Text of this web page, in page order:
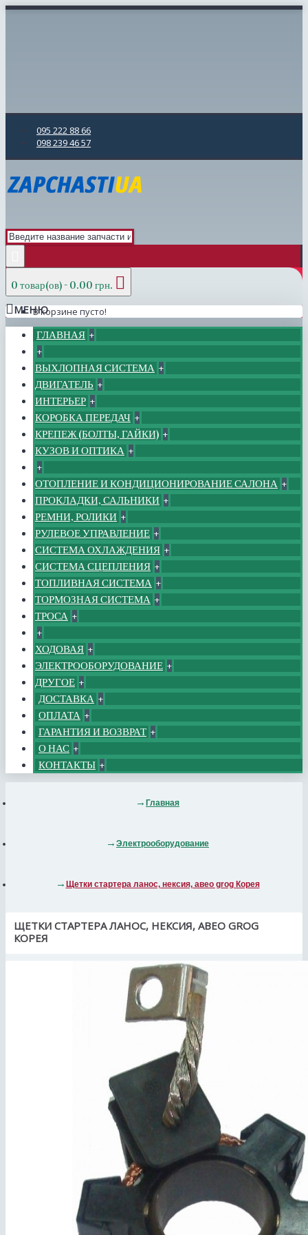
095 222 88 66
098 239 46 57
0 товар(ов) - 0.00 грн.
В корзине пусто!
МЕНЮ
ГЛАВНАЯ +
+
ВЫХЛОПНАЯ СИСТЕМА +
ДВИГАТЕЛЬ +
ИНТЕРЬЕР +
КОРОБКА ПЕРЕДАЧ +
КРЕПЕЖ (БОЛТЫ, ГАЙКИ) +
КУЗОВ И ОПТИКА +
+
ОТОПЛЕНИЕ И КОНДИЦИОНИРОВАНИЕ САЛОНА +
ПРОКЛАДКИ, САЛЬНИКИ +
РЕМНИ, РОЛИКИ +
РУЛЕВОЕ УПРАВЛЕНИЕ +
СИСТЕМА ОХЛАЖДЕНИЯ +
СИСТЕМА СЦЕПЛЕНИЯ +
ТОПЛИВНАЯ СИСТЕМА +
ТОРМОЗНАЯ СИСТЕМА +
ТРОСА +
+
ХОДОВАЯ +
ЭЛЕКТРООБОРУДОВАНИЕ +
ДРУГОЕ +
ДОСТАВКА +
ОПЛАТА +
ГАРАНТИЯ И ВОЗВРАТ +
О НАС +
КОНТАКТЫ +
Главная
Электрооборудование
Щетки стартера ланос, нексия, авео grog Корея
ЩЕТКИ СТАРТЕРА ЛАНОС, НЕКСИЯ, АВЕО GROG
КОРЕЯ